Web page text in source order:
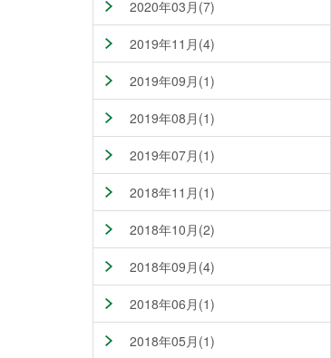
2020年03月(7)
2019年11月(4)
2019年09月(1)
2019年08月(1)
2019年07月(1)
2018年11月(1)
2018年10月(2)
2018年09月(4)
2018年06月(1)
2018年05月(1)